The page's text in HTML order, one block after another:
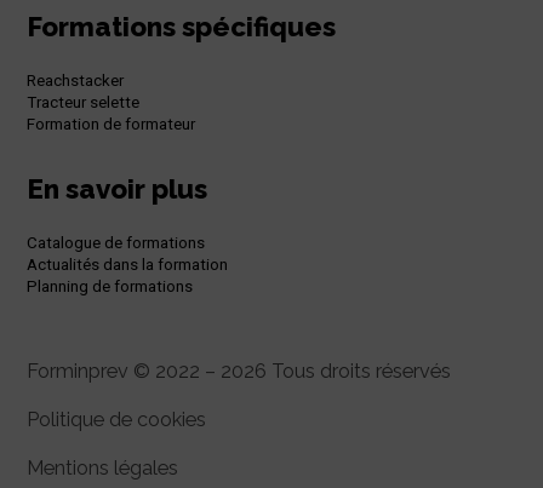
Formations spécifiques
Reachstacker
Tracteur selette
Formation de formateur
En savoir plus
Catalogue de formations
Actualités dans la formation
Planning de formations
Forminprev © 2022 – 2026 Tous droits réservés
Politique de cookies
Mentions légales